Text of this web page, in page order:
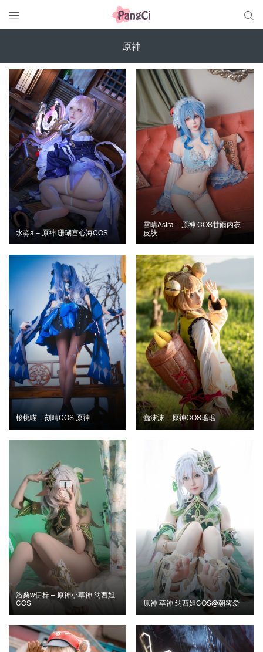
 
原神
水淼a – 原神 珊瑚宫心海COS
雪晴Astra – 原神 COS甘雨内衣
皮肤
桜桃喵 – 刻晴COS 原神 蠢沫沫 – 原神COS瑶瑶
洛桑w伊梓 – 原神小草神 纳西妲
COS
原神 草神 纳西妲COS@朝雾爱